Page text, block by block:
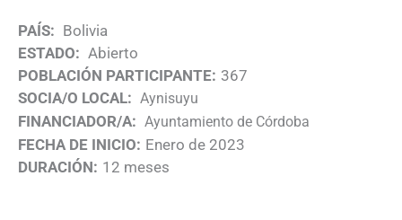
PAÍS: Bolivia
ESTADO: Abierto
POBLACIÓN PARTICIPANTE: 367
SOCIA/O LOCAL: Aynisuyu
FINANCIADOR/A: Ayuntamiento de Córdoba
FECHA DE INICIO: Enero de 2023
DURACIÓN: 12 meses